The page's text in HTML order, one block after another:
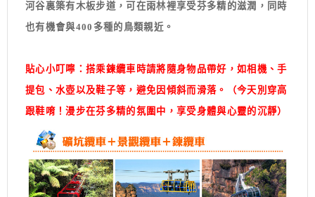
河谷裏築有木板步道，可在雨林裡享受芬多精的滋潤，同時
也有機會與400多種的鳥類親近。
貼心小叮嚀： 搭乘鍊纜車時請將隨身物品帶好，如相機、手
提包、水壺以及鞋子等，避免因傾斜而滑落。（今天別穿高
跟鞋唷！漫步在芬多精的氛圍中，享受身體與心靈的沉靜）